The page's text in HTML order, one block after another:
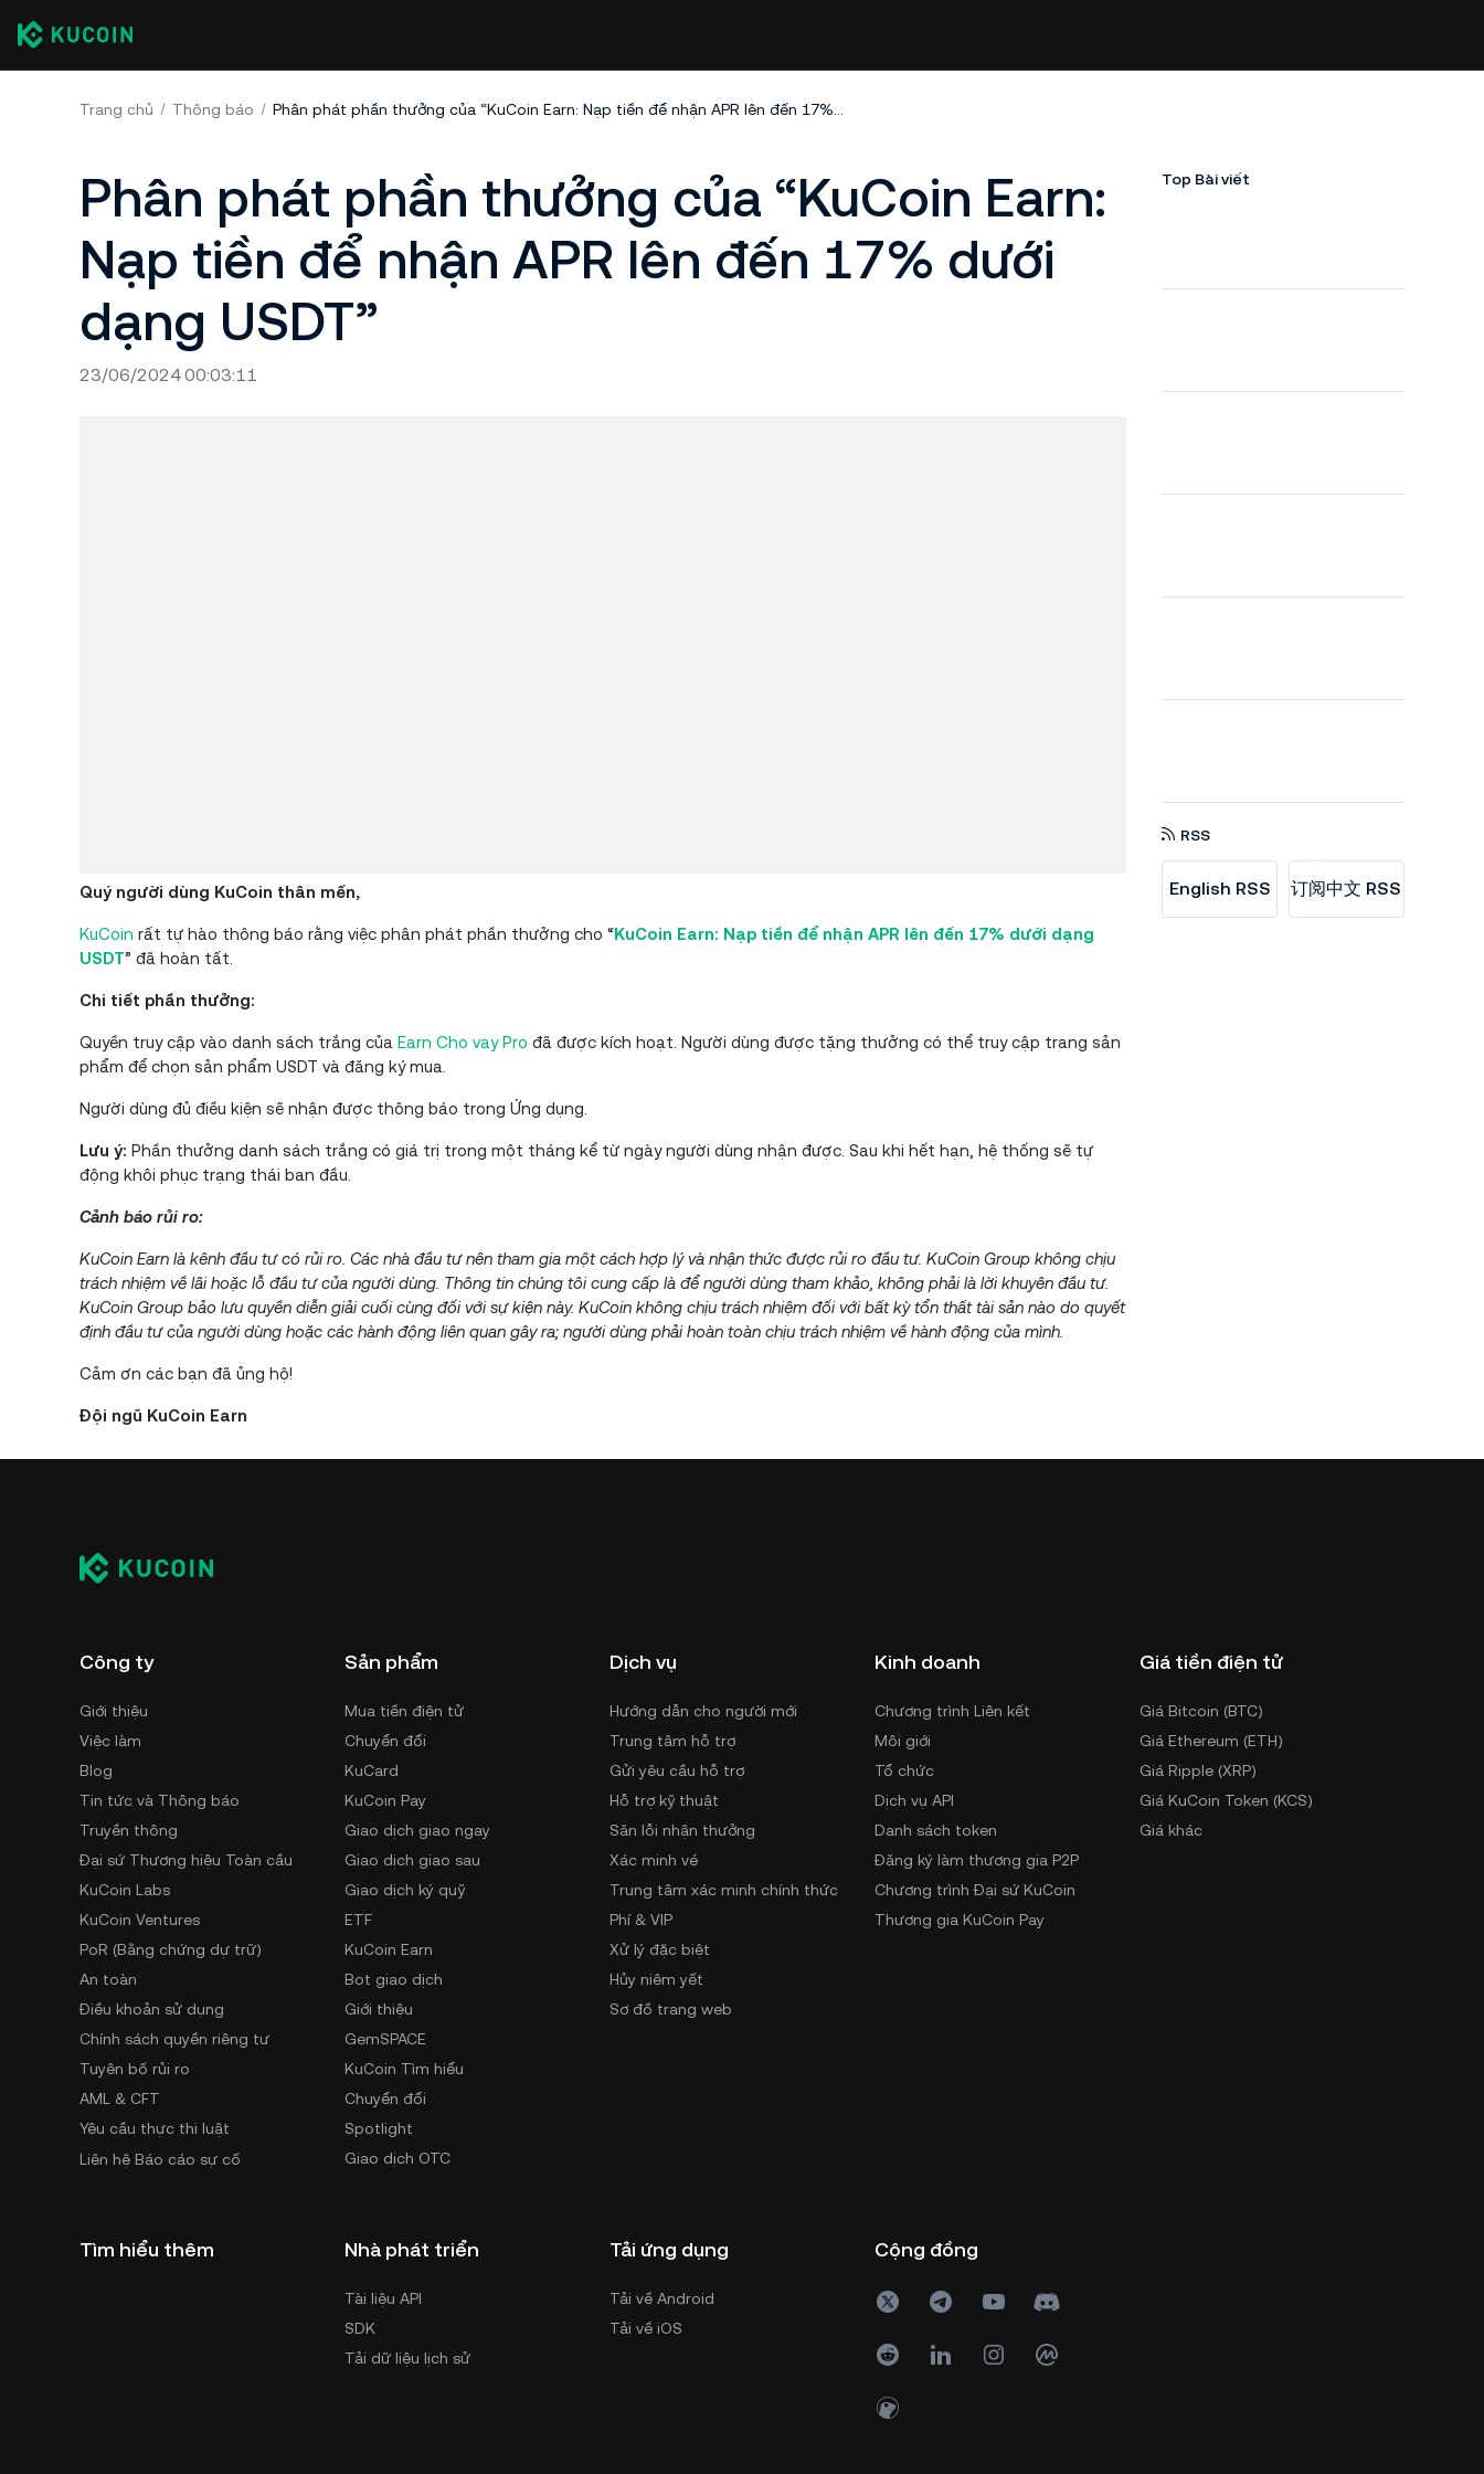
Trang chủ Thông báo Phân phát phần thưởng của “KuCoin Earn: Nạp tiền để nhận APR lên đến 17% dưới dạng USDT”
Phân phát phần thưởng của “KuCoin Earn:
Nạp tiền để nhận APR lên đến 17% dưới
dạng USDT”
23/06/2024 00:03:11
Quý người dùng KuCoin thân mến,
KuCoin rất tự hào thông báo rằng việc phân phát phần thưởng cho “KuCoin Earn: Nạp tiền để nhận APR lên đến 17% dưới dạng
USDT” đã hoàn tất.
Chi tiết phần thưởng:
Quyền truy cập vào danh sách trắng của Earn Cho vay Pro đã được kích hoạt. Người dùng được tặng thưởng có thể truy cập trang sản
phẩm để chọn sản phẩm USDT và đăng ký mua.
Người dùng đủ điều kiện sẽ nhận được thông báo trong Ứng dụng.
Lưu ý: Phần thưởng danh sách trắng có giá trị trong một tháng kể từ ngày người dùng nhận được. Sau khi hết hạn, hệ thống sẽ tự
động khôi phục trạng thái ban đầu.
Cảnh báo rủi ro:
KuCoin Earn là kênh đầu tư có rủi ro. Các nhà đầu tư nên tham gia một cách hợp lý và nhận thức được rủi ro đầu tư. KuCoin Group không chịu
trách nhiệm về lãi hoặc lỗ đầu tư của người dùng. Thông tin chúng tôi cung cấp là để người dùng tham khảo, không phải là lời khuyên đầu tư.
KuCoin Group bảo lưu quyền diễn giải cuối cùng đối với sự kiện này. KuCoin không chịu trách nhiệm đối với bất kỳ tổn thất tài sản nào do quyết
định đầu tư của người dùng hoặc các hành động liên quan gây ra; người dùng phải hoàn toàn chịu trách nhiệm về hành động của mình.
Cảm ơn các bạn đã ủng hộ!
Đội ngũ KuCoin Earn
Top Bài viết
RSS
English RSS 订阅中文 RSS
Công ty
Giới thiệu
Việc làm
Blog
Tin tức và Thông báo
Truyền thông
Đại sứ Thương hiệu Toàn cầu
KuCoin Labs
KuCoin Ventures
PoR (Bằng chứng dự trữ)
An toàn
Điều khoản sử dụng
Chính sách quyền riêng tư
Tuyên bố rủi ro
AML & CFT
Yêu cầu thực thi luật
Liên hệ Báo cáo sự cố
Sản phẩm
Mua tiền điện tử
Chuyển đổi
KuCard
KuCoin Pay
Giao dịch giao ngay
Giao dịch giao sau
Giao dịch ký quỹ
ETF
KuCoin Earn
Bot giao dịch
Giới thiệu
GemSPACE
KuCoin Tìm hiểu
Chuyển đổi
Spotlight
Giao dịch OTC
Dịch vụ
Hướng dẫn cho người mới
Trung tâm hỗ trợ
Gửi yêu cầu hỗ trợ
Hỗ trợ kỹ thuật
Săn lỗi nhận thưởng
Xác minh vé
Trung tâm xác minh chính thức
Phí & VIP
Xử lý đặc biệt
Hủy niêm yết
Sơ đồ trang web
Kinh doanh
Chương trình Liên kết
Môi giới
Tổ chức
Dịch vụ API
Danh sách token
Đăng ký làm thương gia P2P
Chương trình Đại sứ KuCoin
Thương gia KuCoin Pay
Giá tiền điện tử
Giá Bitcoin (BTC)
Giá Ethereum (ETH)
Giá Ripple (XRP)
Giá KuCoin Token (KCS)
Giá khác
Tìm hiểu thêm Nhà phát triển
Tài liệu API
SDK
Tải dữ liệu lịch sử
Tải ứng dụng
Tải về Android
Tải về iOS
Cộng đồng